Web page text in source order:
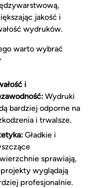
jakość i
wydruków.
warto wybrać
i
Wydruki
bardziej odporne na
i trwalsze.
Gładkie i
sprawiają,
wyglądają
profesjonalnie.